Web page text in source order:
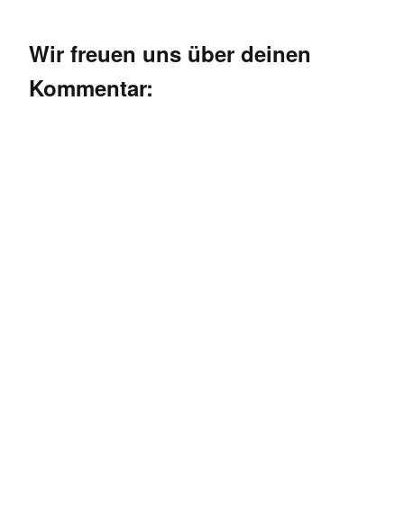
Wir freuen uns über deinen
Kommentar: